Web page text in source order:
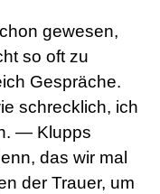
gewesen,
so oft zu
Gespräche.
schrecklich, ich
— Klupps
das wir mal
der Trauer, um